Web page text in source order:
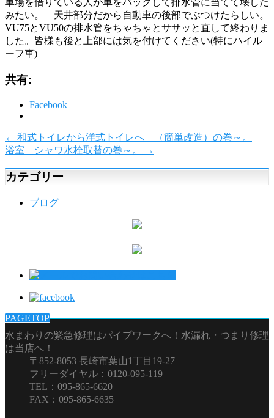
車場を借りている人が車をバックして排水管に当てて壊した
みたい。
天井部分だから自動車の後部でぶつけたらしい。
VU75とVU50の排水管をちゃちゃとササッと直して終わりま
した。皆様も後と上部には気を付けてください(特にハイル
ーフ車)
共有:
Facebook
← 和式トイレから洋式トイレへ （簡単改造）の巻～。
浴室 シャワ水栓取替の巻～。
→
カテゴリー
ブログ
PAGETOP
水まわりの緊急修理はパイプワークへ！水漏れ・つまり修理
は当店へ！
〒852-8053 長崎市葉山1丁目19-27
フリーダイヤル：0120-095-119
TEL：095-865-6620
FAX：095-865-6635